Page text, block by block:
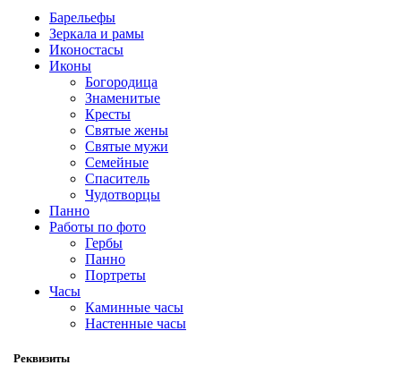
Барельефы
Зеркала и рамы
Иконостасы
Иконы
Богородица
Знаменитые
Кресты
Святые жены
Святые мужи
Семейные
Спаситель
Чудотворцы
Панно
Работы по фото
Гербы
Панно
Портреты
Часы
Каминные часы
Настенные часы
Реквизиты